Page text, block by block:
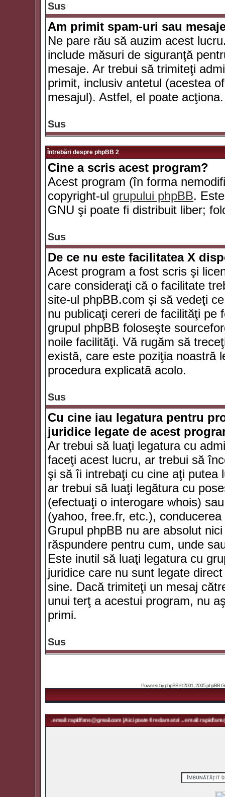
Sus
Am primit spam-uri sau
Ne pare rău să auzim acest
include măsuri de siguranţă
mesaje. Ar trebui să trimiteţi
primit, inclusiv antetul (acestea
mesajul). Astfel, el poate acţiona.
Sus
Întrebări despre phpBB 2
Cine a scris acest program?
Acest program (în forma
copyright-ul grupului phpBB.
GNU şi poate fi distribuit liber;
Sus
De ce nu este facilitatea X
Acest program a fost scris şi
care consideraţi că o facilitate
site-ul phpBB.com şi să vedeţi
nu publicaţi cereri de facilităţi pe
grupul phpBB foloseşte
noile facilităţi. Vă rugăm să
există, care este poziţia noastră
procedura explicată acolo.
Sus
Cu cine iau legatura pentru
juridice legate de acest
Ar trebui să luaţi legatura cu
faceţi acest lucru, ar trebui să
şi să îi intrebaţi cu cine aţi putea
ar trebui să luaţi legătura cu
(efectuaţi o interogare whois)
(yahoo, free.fr, etc.),
Grupul phpBB nu are absolut
răspundere pentru cum, unde
Este inutil să luaţi legatura cu
juridice care nu sunt legate
sine. Dacă trimiteţi un mesaj
unui terţ a acestui program, nu
primi.
Sus
Powered byphpBB© 2001, 2005 phpBB
... email: rapidfans@gmail.com | Aici poate fi reclama ta! ... email: rapidfans@gmail.com